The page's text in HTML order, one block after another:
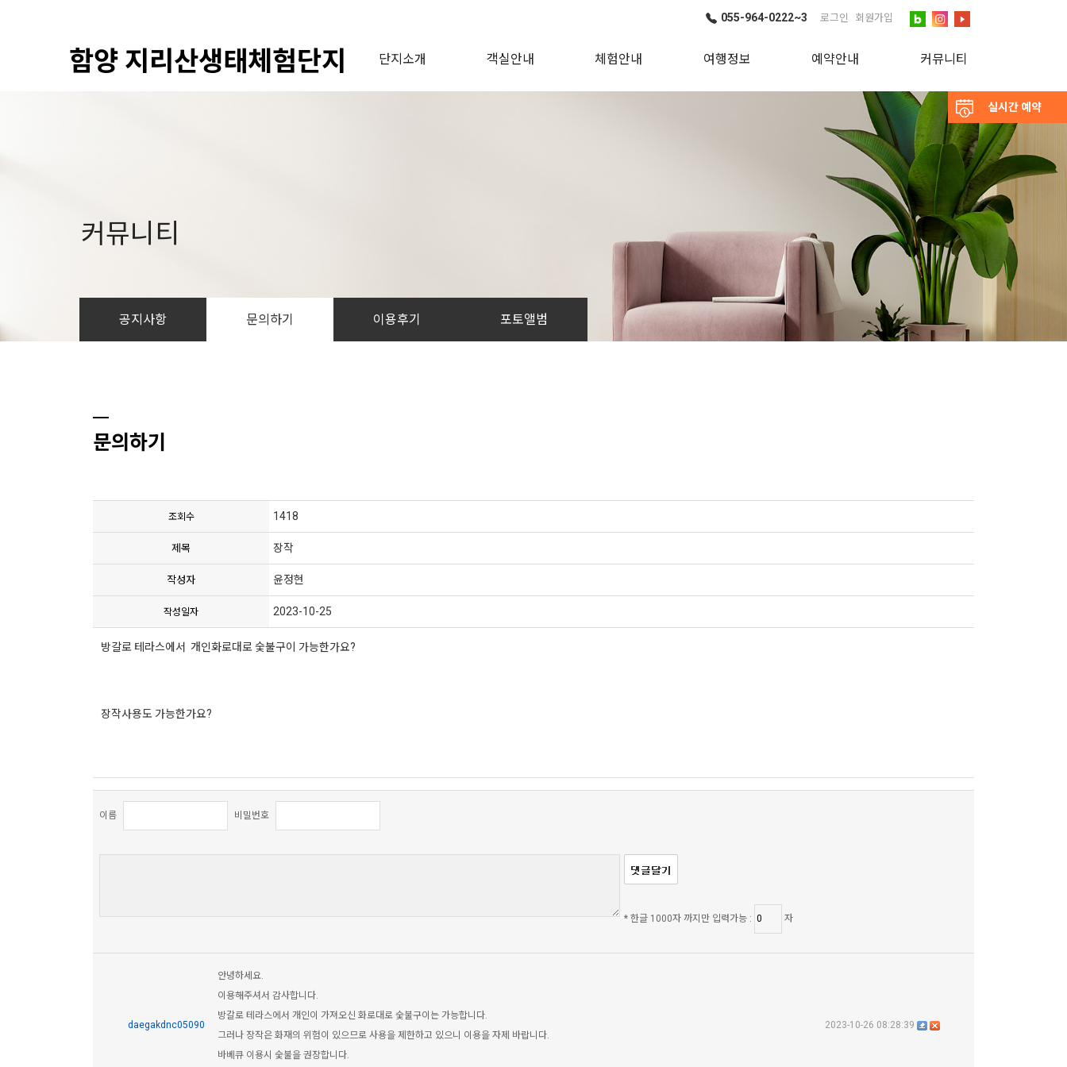
실시간 예약
055-964-0222~3 로그인 회원가입
함양 지리산생태체험단지 단지소개 객실안내 체험안내 여행정보 예약안내
실시간예약
커뮤니티
공지사항
문의하기
이용후기
포토앨범
커뮤니티
공지사항 문의하기 이용후기 포토앨범
문의하기
조회수 1418
제목 장작
작성자 윤정현
작성일자 2023-10-25
방갈로 테라스에서 개인화로대로 숯불구이 가능한가요?
장작사용도 가능한가요?
이름 비밀번호
* 한글 1000자 까지만 입력가능 : 자
daegakdnc05090
안녕하세요.
이용해주셔서 감사합니다.
방갈로 테라스에서 개인이 가져오신 화로대로 숯불구이는 가능합니다.
그러나 장작은 화재의 위험이 있으므로 사용을 제한하고 있으니 이용을 자제 바랍니다.
바베큐 이용시 숯불을 권장합니다.
2023-10-26 08:28:39